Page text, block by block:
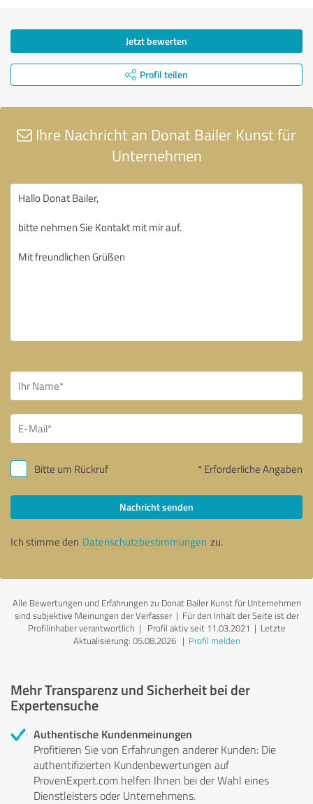
Jetzt bewerten
Profil teilen
Ihre Nachricht an Donat Bailer Kunst für
Unternehmen
Bitte um Rückruf * Erforderliche Angaben
Nachricht senden
Ich stimme den Datenschutzbestimmungen zu.
Alle Bewertungen und Erfahrungen zu Donat Bailer Kunst für Unternehmen
sind subjektive Meinungen der Verfasser | Für den Inhalt der Seite ist der
Profilinhaber verantwortlich | Profil aktiv seit 11.03.2021 | Letzte
Aktualisierung: 05.08.2026| Profil melden
Mehr Transparenz und Sicherheit bei der
Expertensuche
Authentische Kundenmeinungen
Profitieren Sie von Erfahrungen anderer Kunden: Die
authentifizierten Kundenbewertungen auf
ProvenExpert.com helfen Ihnen bei der Wahl eines
Dienstleisters oder Unternehmens.